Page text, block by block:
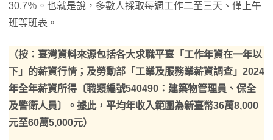
30.7％。也就是說，多數人採取每週工作二至三天、僅上午
班等班表。
（按：臺灣資料來源包括各大求職平臺「工作年資在一年以
下」的薪資行情；及勞動部「工業及服務業薪資調查」2024
年全年薪資所得〔職類編號540490：建築物管理員、保全
及警衛人員〕。據此，平均年收入範圍為新臺幣36萬8,000
元至60萬5,000元）